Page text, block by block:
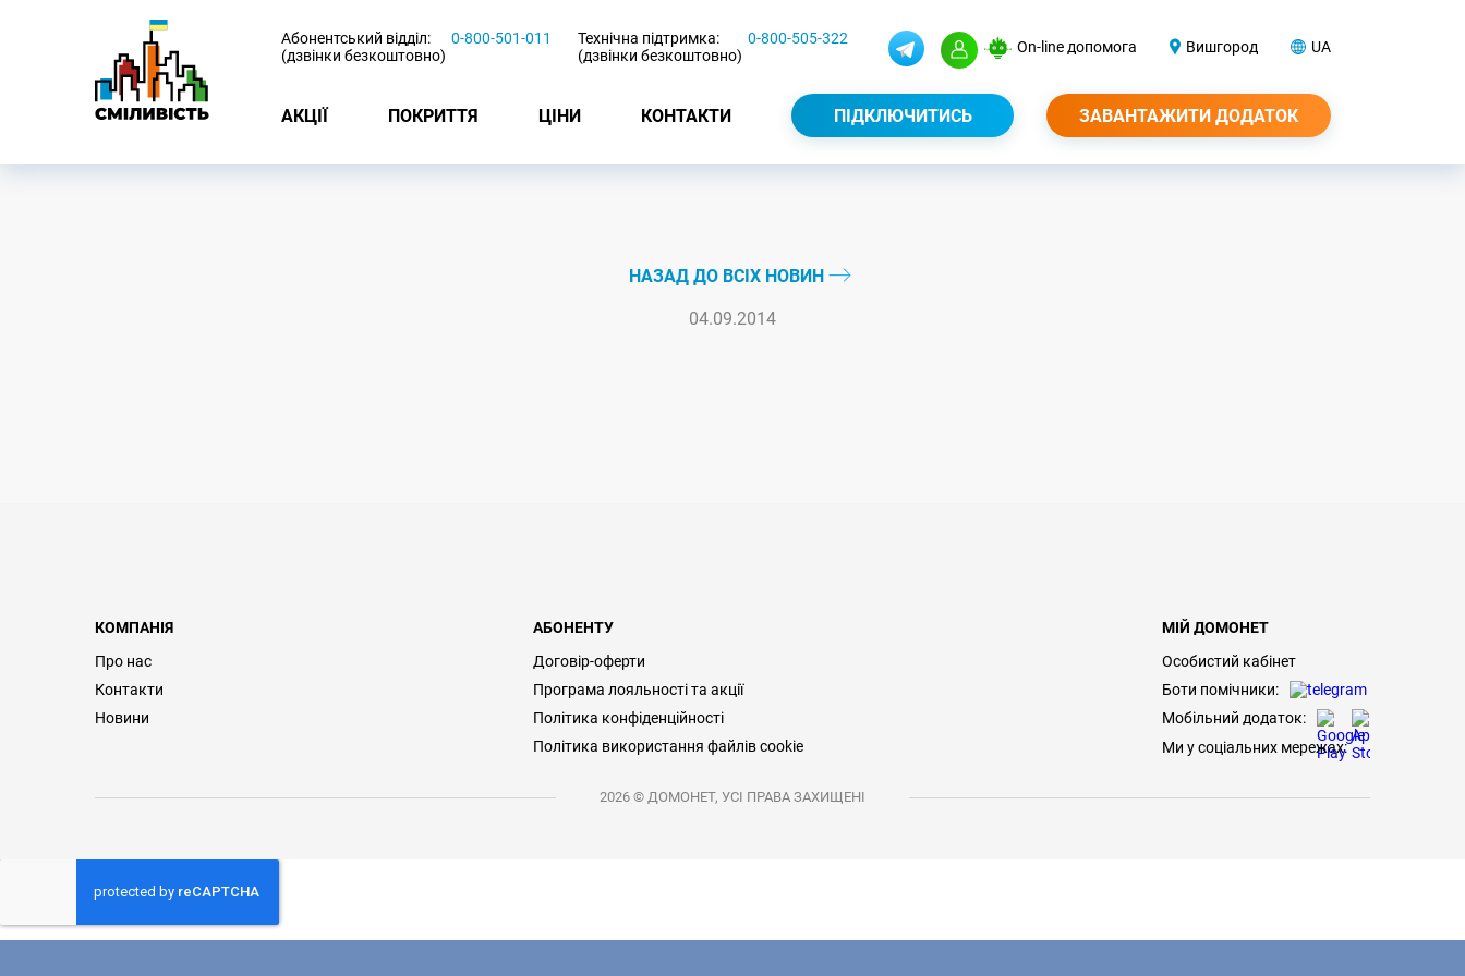
Абонентський відділ:
(дзвінки безкоштовно)
0-800-501-011
Технічна підтримка:
(дзвінки безкоштовно)
0-800-505-322 On-line допомога Вишгород UA
АКЦІЇ ПОКРИТТЯ ЦІНИ КОНТАКТИ ПІДКЛЮЧИТИСЬ ЗАВАНТАЖИТИ ДОДАТОК
НАЗАД ДО ВСІХ НОВИН
04.09.2014
КОМПАНІЯ
Про нас
Контакти
Новини
АБОНЕНТУ
Договір-оферти
Програма лояльності та акції
Політика конфіденційності
Політика використання файлів cookie
МІЙ ДОМОНЕТ
Особистий кабінет
Боти помічники:
Мобільний додаток:
Ми у соціальних мережах:
2026 © ДОМОНЕТ, УСІ ПРАВА ЗАХИЩЕНІ